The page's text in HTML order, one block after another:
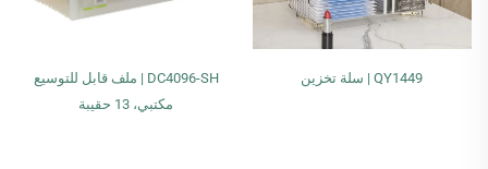
QY1449 | سلة تخزين
DC4096-SH | ملف قابل للتوسيع
مكتبي، 13 حقيبة